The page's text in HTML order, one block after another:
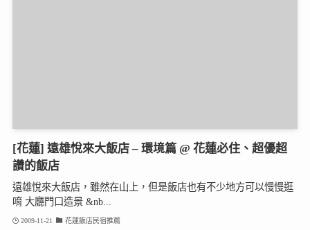
[花蓮] 遠雄悅來大飯店 – 環境篇 @ 花蓮必住、超優超
讚的飯店
遠雄悅來大飯店，雖然在山上，但是飯店也有不少地方可以慢慢逛
唷 大廳門口造景 &nb...
2009-11-21 花蓮飯店民宿推薦